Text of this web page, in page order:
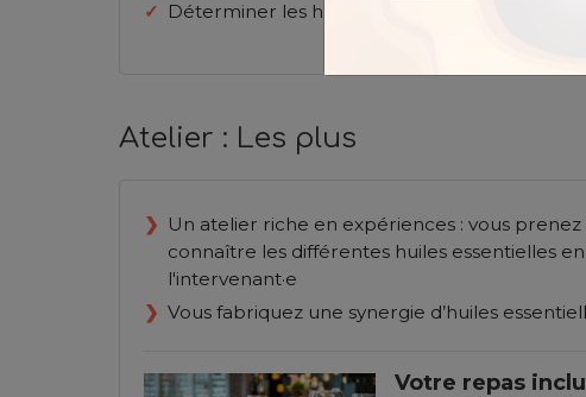
Déterminer les huiles à sélectionner en
Atelier : Les plus
Un atelier riche en expériences : vous
connaître les différentes huiles essentielles
l'intervenant·e
Vous fabriquez une synergie d’huiles
Votre repas